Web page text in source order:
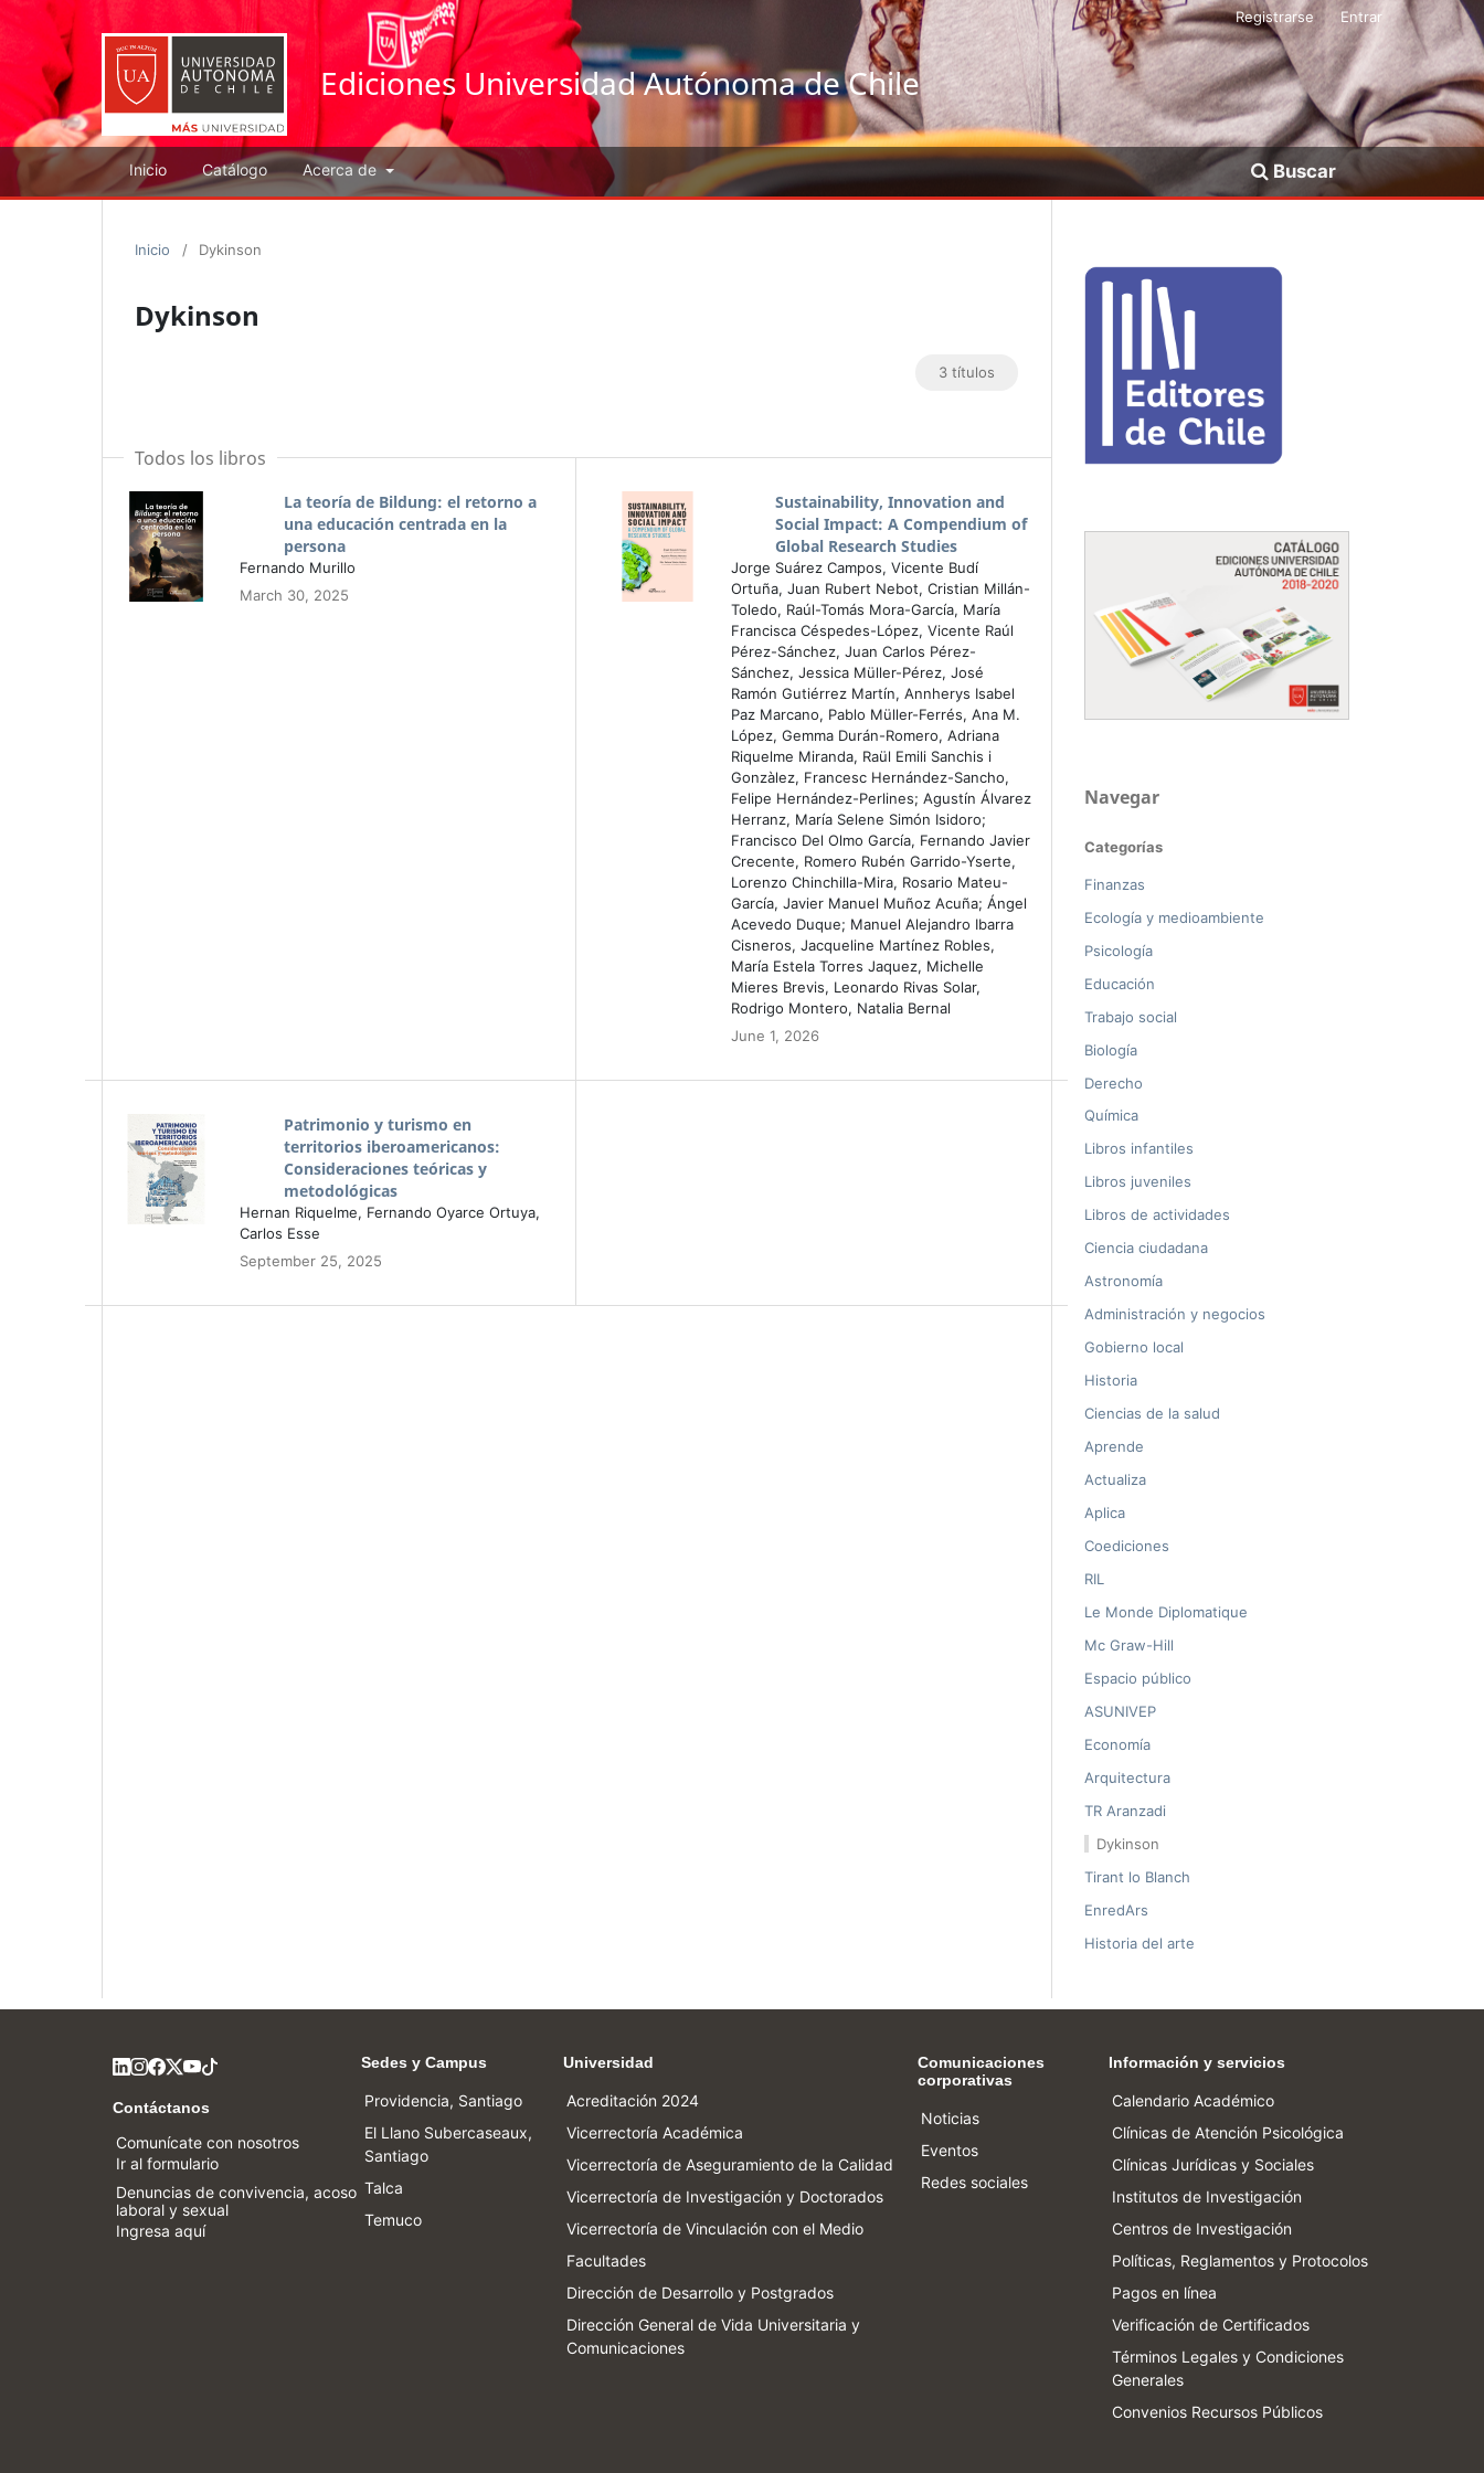
Ediciones Universidad Autónoma de Chile
Inicio Catálogo Acerca de Buscar
Registrarse Entrar
Inicio / Dykinson
Dykinson
3 títulos
Todos los libros
La teoría de Bildung: el retorno a
una educación centrada en la
persona
Fernando Murillo
March 30, 2025
Sustainability, Innovation and
Social Impact: A Compendium of
Global Research Studies
Jorge Suárez Campos, Vicente Budí
Ortuña, Juan Rubert Nebot, Cristian Millán-
Toledo, Raúl-Tomás Mora-García, María
Francisca Céspedes-López, Vicente Raúl
Pérez-Sánchez, Juan Carlos Pérez-
Sánchez, Jessica Müller-Pérez, José
Ramón Gutiérrez Martín, Annherys Isabel
Paz Marcano, Pablo Müller-Ferrés, Ana M.
López, Gemma Durán-Romero, Adriana
Riquelme Miranda, Raül Emili Sanchis i
Gonzàlez, Francesc Hernández-Sancho,
Felipe Hernández-Perlines; Agustín Álvarez
Herranz, María Selene Simón Isidoro;
Francisco Del Olmo García, Fernando Javier
Crecente, Romero Rubén Garrido-Yserte,
Lorenzo Chinchilla-Mira, Rosario Mateu-
García, Javier Manuel Muñoz Acuña; Ángel
Acevedo Duque; Manuel Alejandro Ibarra
Cisneros, Jacqueline Martínez Robles,
María Estela Torres Jaquez, Michelle
Mieres Brevis, Leonardo Rivas Solar,
Rodrigo Montero, Natalia Bernal
June 1, 2026
Patrimonio y turismo en
territorios iberoamericanos:
Consideraciones teóricas y
metodológicas
Hernan Riquelme, Fernando Oyarce Ortuya,
Carlos Esse
September 25, 2025
Navegar
Categorías
Finanzas
Ecología y medioambiente
Psicología
Educación
Trabajo social
Biología
Derecho
Química
Libros infantiles
Libros juveniles
Libros de actividades
Ciencia ciudadana
Astronomía
Administración y negocios
Gobierno local
Historia
Ciencias de la salud
Aprende
Actualiza
Aplica
Coediciones
RIL
Le Monde Diplomatique
Mc Graw-Hill
Espacio público
ASUNIVEP
Economía
Arquitectura
TR Aranzadi
Dykinson
Tirant lo Blanch
EnredArs
Historia del arte
Contáctanos
Comunícate con nosotros
Ir al formulario
Denuncias de convivencia, acoso
laboral y sexual
Ingresa aquí
Sedes y Campus
Providencia, Santiago
El Llano Subercaseaux,
Santiago
Talca
Temuco
Universidad
Acreditación 2024
Vicerrectoría Académica
Vicerrectoría de Aseguramiento de la Calidad
Vicerrectoría de Investigación y Doctorados
Vicerrectoría de Vinculación con el Medio
Facultades
Dirección de Desarrollo y Postgrados
Dirección General de Vida Universitaria y
Comunicaciones
Comunicaciones
corporativas
Noticias
Eventos
Redes sociales
Información y servicios
Calendario Académico
Clínicas de Atención Psicológica
Clínicas Jurídicas y Sociales
Institutos de Investigación
Centros de Investigación
Políticas, Reglamentos y Protocolos
Pagos en línea
Verificación de Certificados
Términos Legales y Condiciones
Generales
Convenios Recursos Públicos